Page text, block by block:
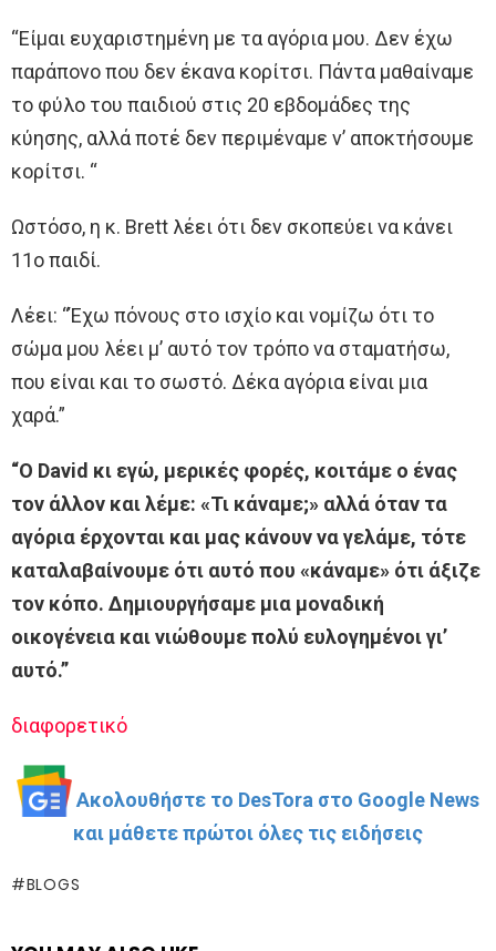
“Είμαι ευχαριστημένη με τα αγόρια μου. Δεν έχω
παράπονο που δεν έκανα κορίτσι. Πάντα μαθαίναμε
το φύλο του παιδιού στις 20 εβδομάδες της
κύησης, αλλά ποτέ δεν περιμέναμε ν’ αποκτήσουμε
κορίτσι. “
Ωστόσο, η κ. Brett λέει ότι δεν σκοπεύει να κάνει
11ο παιδί.
Λέει: “Έχω πόνους στο ισχίο και νομίζω ότι το
σώμα μου λέει μ’ αυτό τον τρόπο να σταματήσω,
που είναι και το σωστό. Δέκα αγόρια είναι μια
χαρά.”
“Ο David κι εγώ, μερικές φορές, κοιτάμε ο ένας
τον άλλον και λέμε: «Τι κάναμε;» αλλά όταν τα
αγόρια έρχονται και μας κάνουν να γελάμε, τότε
καταλαβαίνουμε ότι αυτό που «κάναμε» ότι άξιζε
τον κόπο. Δημιουργήσαμε μια μοναδική
οικογένεια και νιώθουμε πολύ ευλογημένοι γι’
αυτό.”
διαφορετικό
Ακολουθήστε το DesTora στο Google News
και μάθετε πρώτοι όλες τις ειδήσεις
BLOGS